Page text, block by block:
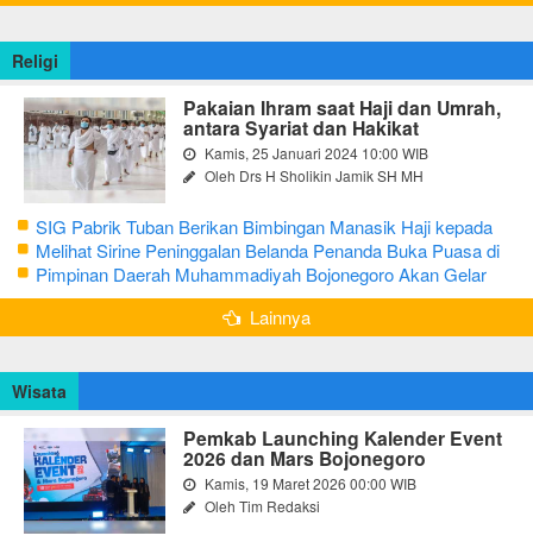
Religi
Pakaian Ihram saat Haji dan Umrah,
antara Syariat dan Hakikat
Kamis, 25 Januari 2024 10:00 WIB
Oleh Drs H Sholikin Jamik SH MH
SIG Pabrik Tuban Berikan Bimbingan Manasik Haji kepada
CJH Kabupaten Tuban
Melihat Sirine Peninggalan Belanda Penanda Buka Puasa di
Pendopo Bupati Blora
Pimpinan Daerah Muhammadiyah Bojonegoro Akan Gelar
Salat Iduladha 9 Juli 2022
Lainnya
Wisata
Pemkab Launching Kalender Event
2026 dan Mars Bojonegoro
Kamis, 19 Maret 2026 00:00 WIB
Oleh Tim Redaksi